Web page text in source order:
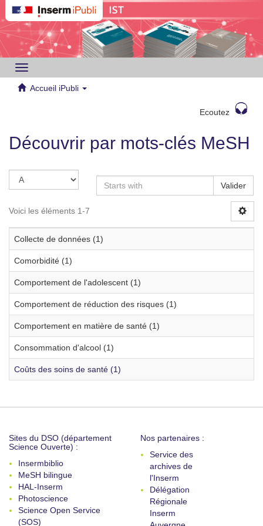
Toggle
navigation
Accueil iPubli
Ecoutez
Découvrir par mots-clés MeSH
Valider
Voici les éléments 1-7
Collecte de données (1)
Comorbidité (1)
Comportement de l'adolescent (1)
Comportement de réduction des risques (1)
Comportement en matière de santé (1)
Consommation d'alcool (1)
Coûts des soins de santé (1)
Sites du DSO (département
Science Ouverte) :
Insermbiblio
MeSH bilingue
HAL-Inserm
Photoscience
Science Open Service
(SOS)
Nos partenaires :
Service des
archives de
l'Inserm
Délégation
Régionale
Inserm